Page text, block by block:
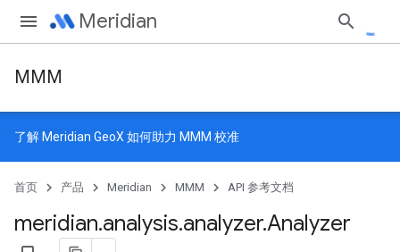
Meridian
MMM
了解 Meridian GeoX 如何助力 MMM 校准
首页 产品 Meridian MMM API 参考文档
meridian.analysis.analyzer.Analyzer